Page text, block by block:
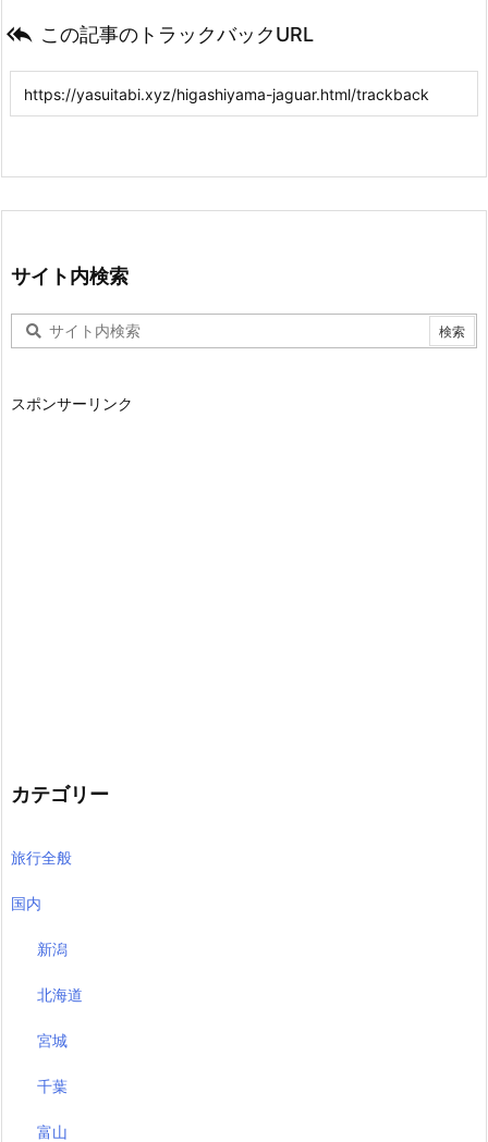
 この記事のトラックバックURL
サイト内検索
スポンサーリンク
カテゴリー
旅行全般
国内
新潟
北海道
宮城
千葉
富山